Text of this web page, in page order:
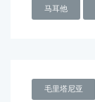
马耳他
毛里塔尼亚